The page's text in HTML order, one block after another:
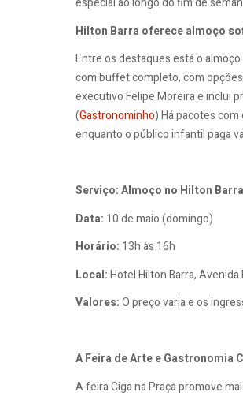
Hilton Barra oferece almoço
Entre os destaques está o
com buffet completo, com
executivo Felipe Moreira e inclui
(Gastronominho) Há pacotes
enquanto o público infantil paga
Serviço: Almoço no Hilton
Data: 10 de maio (domingo)
Horário: 13h às 16h
Local:Hotel Hilton Barra,
Valores:O preço varia e os
A Feira de Arte e Gastronomia
A feira Ciga na Praça promove